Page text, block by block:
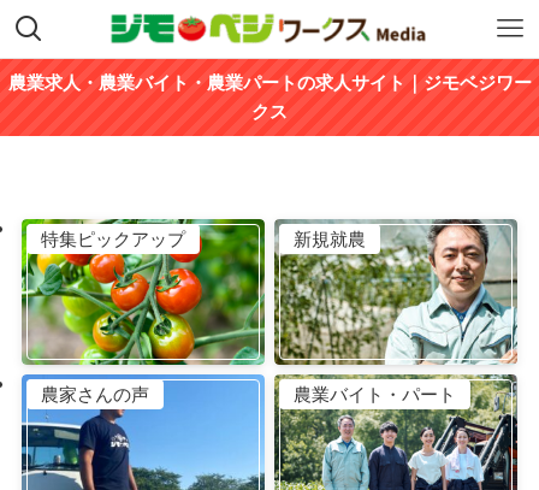
農業求人・農業バイト・農業パートの求人サイト｜ジモベジワー
クス
特集ピックアップ 新規就農
農家さんの声 農業バイト・パート